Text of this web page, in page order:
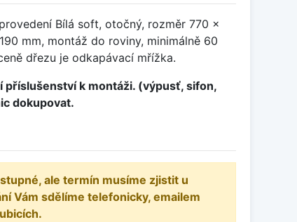
Bílá soft, otočný, rozměr 770 x
mm, montáž do roviny, minimálně 60
dřezu je odkapávací mřížka.
příslušenství k montáži. (výpusť, sifon,
dokupovat.
ale termín musíme zjistit u
Vám sdělíme telefonicky, emailem